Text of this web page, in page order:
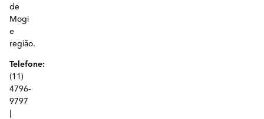
de
Mogi
e
região.
Telefone:
(11)
4796-
9797